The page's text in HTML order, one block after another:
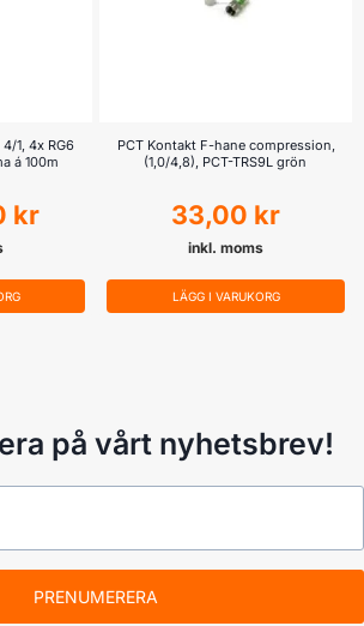
1, 4x RG6
á 100m
kr
PCT Kontakt F-hane compression,
(1,0/4,8), PCT-TRS9L grön
33,00 kr
inkl. moms
LÄGG I VARUKORG
på vårt nyhetsbrev!
PRENUMERERA